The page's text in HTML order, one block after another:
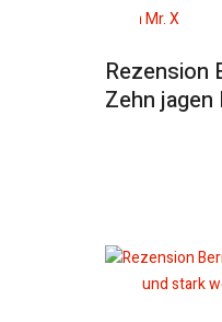
Rezension
Zehn jagen